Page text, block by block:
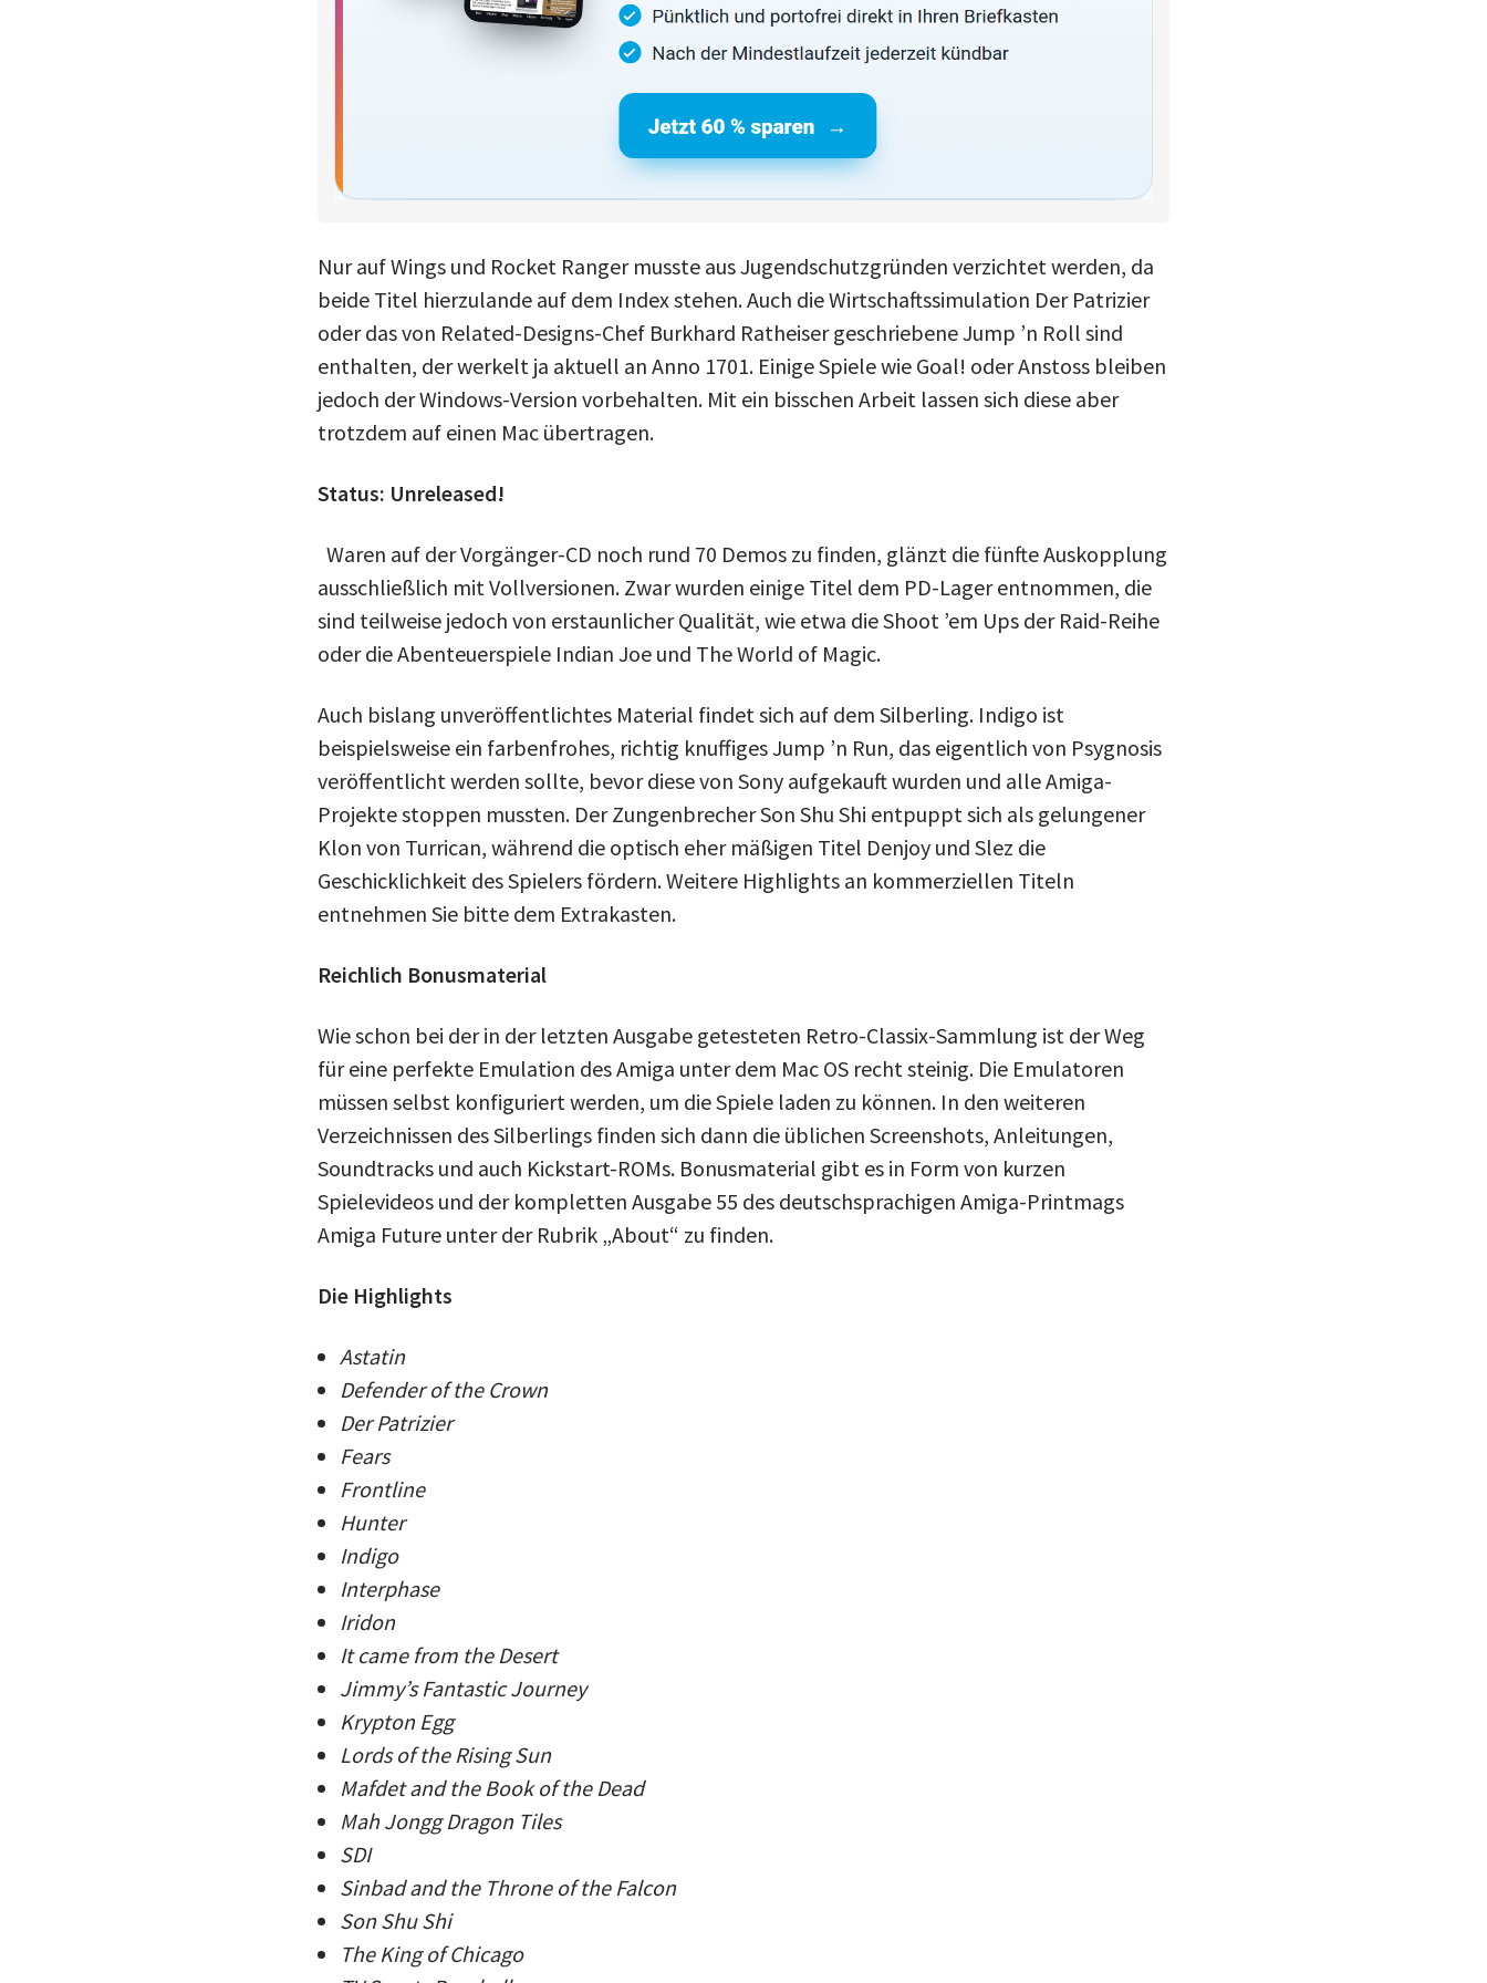
Nur auf Wings und Rocket Ranger musste aus Jugendschutzgründen verzichtet werden, da
beide Titel hierzulande auf dem Index stehen. Auch die Wirtschaftssimulation Der Patrizier
oder das von Related-Designs-Chef Burkhard Ratheiser geschriebene Jump ’n Roll sind
enthalten, der werkelt ja aktuell an Anno 1701. Einige Spiele wie Goal! oder Anstoss bleiben
jedoch der Windows-Version vorbehalten. Mit ein bisschen Arbeit lassen sich diese aber
trotzdem auf einen Mac übertragen.
Status: Unreleased!
Waren auf der Vorgänger-CD noch rund 70 Demos zu finden, glänzt die fünfte Auskopplung
ausschließlich mit Vollversionen. Zwar wurden einige Titel dem PD-Lager entnommen, die
sind teilweise jedoch von erstaunlicher Qualität, wie etwa die Shoot ’em Ups der Raid-Reihe
oder die Abenteuerspiele Indian Joe und The World of Magic.
Auch bislang unveröffentlichtes Material findet sich auf dem Silberling. Indigo ist
beispielsweise ein farbenfrohes, richtig knuffiges Jump ’n Run, das eigentlich von Psygnosis
veröffentlicht werden sollte, bevor diese von Sony aufgekauft wurden und alle Amiga-
Projekte stoppen mussten. Der Zungenbrecher Son Shu Shi entpuppt sich als gelungener
Klon von Turrican, während die optisch eher mäßigen Titel Denjoy und Slez die
Geschicklichkeit des Spielers fördern. Weitere Highlights an kommerziellen Titeln
entnehmen Sie bitte dem Extrakasten.
Reichlich Bonusmaterial
Wie schon bei der in der letzten Ausgabe getesteten Retro-Classix-Sammlung ist der Weg
für eine perfekte Emulation des Amiga unter dem Mac OS recht steinig. Die Emulatoren
müssen selbst konfiguriert werden, um die Spiele laden zu können. In den weiteren
Verzeichnissen des Silberlings finden sich dann die üblichen Screenshots, Anleitungen,
Soundtracks und auch Kickstart-ROMs. Bonusmaterial gibt es in Form von kurzen
Spielevideos und der kompletten Ausgabe 55 des deutschsprachigen Amiga-Printmags
Amiga Future unter der Rubrik „About“ zu finden.
Die Highlights
Astatin
Defender of the Crown
Der Patrizier
Fears
Frontline
Hunter
Indigo
Interphase
Iridon
It came from the Desert
Jimmy’s Fantastic Journey
Krypton Egg
Lords of the Rising Sun
Mafdet and the Book of the Dead
Mah Jongg Dragon Tiles
SDI
Sinbad and the Throne of the Falcon
Son Shu Shi
The King of Chicago